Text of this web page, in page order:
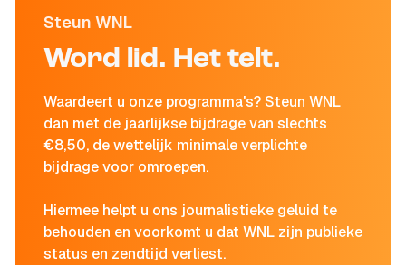
Steun WNL
Word lid. Het telt.
Waardeert u onze programma's? Steun WNL
dan met de jaarlijkse bijdrage van slechts
€8,50, de wettelijk minimale verplichte
bijdrage voor omroepen.
Hiermee helpt u ons journalistieke geluid te
behouden en voorkomt u dat WNL zijn publieke
status en zendtijd verliest.